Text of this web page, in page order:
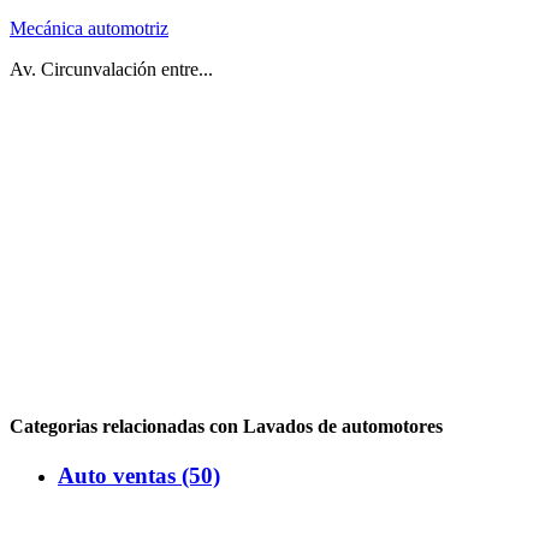
Mecánica automotriz
Av. Circunvalación entre...
Categorias relacionadas con Lavados de automotores
Auto ventas (50)